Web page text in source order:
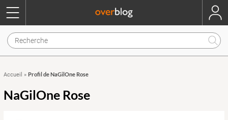
Accueil » Profil de NaGilOne Rose
NaGilOne Rose